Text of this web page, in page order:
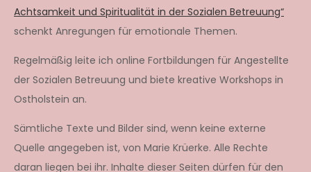
Achtsamkeit und Spiritualität in der Sozialen Betreuung“
schenkt Anregungen für emotionale Themen.
Regelmäßig leite ich online Fortbildungen für Angestellte
der Sozialen Betreuung und biete kreative Workshops in
Ostholstein an.
Sämtliche Texte und Bilder sind, wenn keine externe
Quelle angegeben ist, von Marie Krüerke. Alle Rechte
daran liegen bei ihr. Inhalte dieser Seiten dürfen für den